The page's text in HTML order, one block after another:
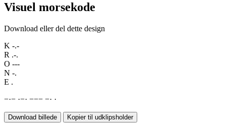
Visuel morsekode
Download eller del dette design
K -.-
R .-.
O ---
N -.
E .
−·− ·−· −−− −· ·
Download billede Kopier til udklipsholder